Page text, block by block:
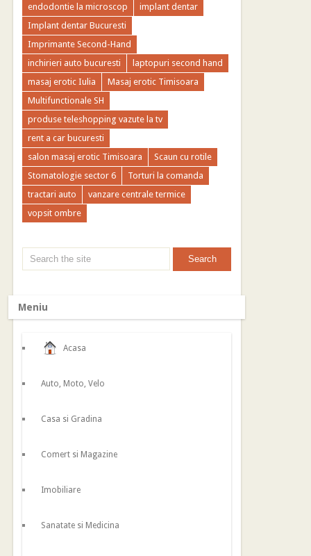
endodontie la microscop
implant dentar
Implant dentar Bucuresti
Imprimante Second-Hand
inchirieri auto bucuresti
laptopuri second hand
masaj erotic Iulia
Masaj erotic Timisoara
Multifunctionale SH
produse teleshopping vazute la tv
rent a car bucuresti
salon masaj erotic Timisoara
Scaun cu rotile
Stomatologie sector 6
Torturi la comanda
tractari auto
vanzare centrale termice
vopsit ombre
Meniu
Acasa
Auto, Moto, Velo
Casa si Gradina
Comert si Magazine
Imobiliare
Sanatate si Medicina